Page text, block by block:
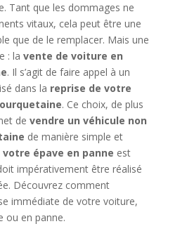
Tant que les dommages ne
vitaux, cela peut être une
que de le remplacer. Mais une
: la vente de voiture en
. Il s’agit de faire appel à un
dans la reprise de votre
. Ce choix, de plus
de vendre un véhicule non
de manière simple et
épave en panne est
impérativement être réalisé
Découvrez comment
immédiate de votre voiture,
ou en panne.